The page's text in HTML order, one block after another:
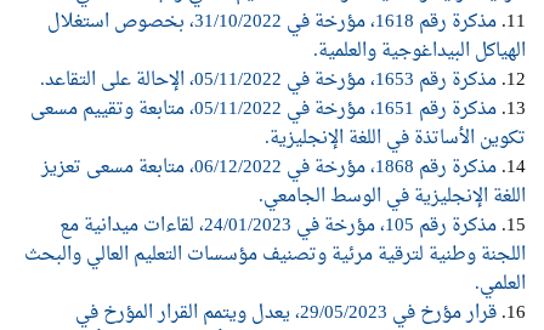
11.
مذكرة رقم 1618، مؤرخة في 31/10/2022، بخصوص استغلال
الهياكل البيداغوجية والعلمية.
12. مذكرة رقم 1653، مؤرخة في 05/11/2022، الإحالة على التقاعد.
13.
مذكرة رقم 1651، مؤرخة في 05/11/2022، متابعة وتقييم مسعى
تكوين الأساتذة في اللغة الإنجليزية.
14.
مذكرة رقم 1868، مؤرخة في 06/12/2022، متابعة مسعى تعزيز
اللغة الإنجليزية في الوسط الجامعي.
15.
مذكرة رقم 105، مؤرخة في 24/01/2023، لقاءات ميدانية مع
اللجنة وطنية لترقية مرئية وتصنيف مؤسسات التعليم العالي والبحث
العلمي.
16.
قرار مؤرخ في 29/05/2023، يعدل ويتمم القرار المؤرخ في